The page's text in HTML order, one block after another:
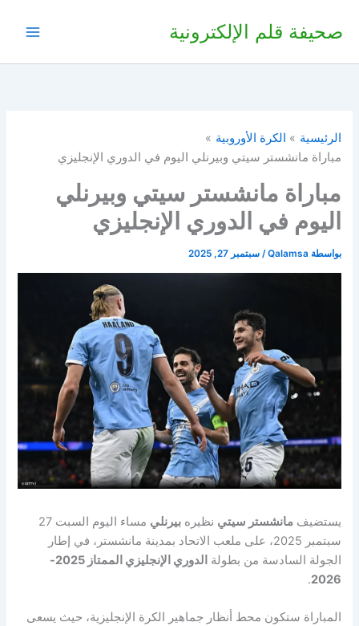
صحيفة قلم الإلكترونية
الرئيسية
الكرة الأوروبية
مباراة مانشستر سيتي وبيرنلي اليوم في الدوري الإنجليزي
مباراة مانشستر سيتي وبيرنلي
اليوم في الدوري الإنجليزي
بواسطة Qalamsa
/سبتمبر 27, 2025
يستضيفمانشستر سيتي نظيرهبيرنلي
مساء اليوم السبت 27
سبتمبر 2025، على ملعب الاتحاد بمدينة مانشستر، في إطار
الجولة السادسة من بطولة
الدوري الإنجليزي الممتاز 2025-
2026
.
المباراة ستكون محط أنظار جماهير الكرة الإنجليزية، حيث يسعى